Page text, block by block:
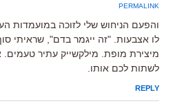
PERMALINK
והפעם הניחוש שלי לזוכה במועמדות
לו אצבעות. "זה ייגמר בדם", שראיתי
מיצירת מופת. מילקשייק עתיר
לשתות לכם אותו.
REPLY